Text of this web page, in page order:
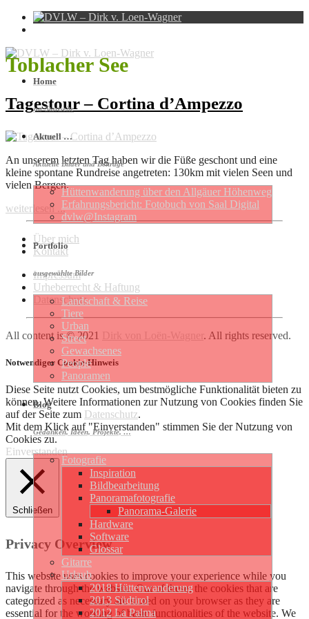
Home
zur Startseite
Aktuell …
Aktuelle Bilder und Beiträge
Hütten­wan­de­rung über den Allgäuer Höhen­weg
Erfahrungs­be­richt: Foto­buch von Saal Digital
dvlw@Instagram
Portfolio
ausgewählte Bilder
Landschaft & Reise
Tiere
Urban
Street
Gewachsenes
People
Panoramen
Blog
Gedanken, Ideen, Projekte, …
Fotografie
Inspiration
Bildbearbeitung
Panoramafotografie
Panorama-Galerie
Hardware
Software
Glossar
Gitarre
Urlaub
2018 Hüttenwanderung
2013 Südtirol
2012 La Palma
Toblacher See
Tagestour – Cortina d’Ampezzo
An unserem letzten Tag haben wir die Füße geschont und eine
kleine spontane Rundreise angetreten: 130km mit vielen Seen und
vielen Bergen.
weiterlesen ...
Über mich
Kontakt
Impressum
Urheberrecht & Haftung
Datenschutz
All content is © 2021 . All rights reserved.
Notwendiger Cookie-Hinweis
Diese Seite nutzt Cookies, um bestmögliche Funktionalität bieten zu
können. Weitere Informationen zur Nutzung von Cookies finden Sie
auf der Seite zum Datenschutz.
Mit dem Klick auf "Einverstanden" stimmen Sie der Nutzung von
Cookies zu.
Einverstanden
Schließen
Privacy Overview
This website uses cookies to improve your experience while you
navigate through the website. Out of these, the cookies that are
categorized as necessary are stored on your browser as they are
essential for the working of basic functionalities of the website. We